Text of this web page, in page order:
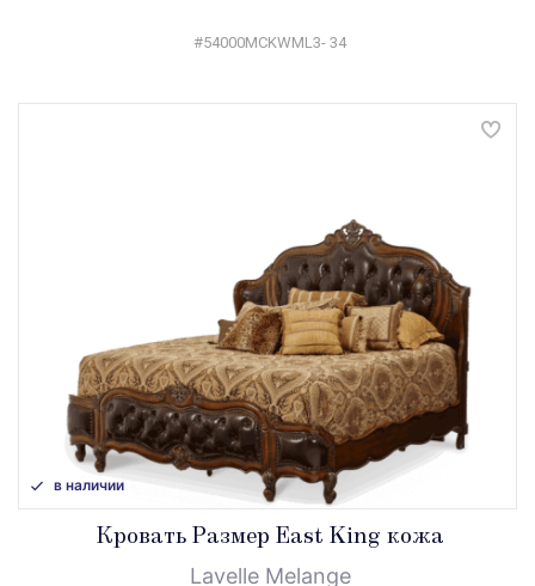
#54000MCKWML3- 34
в наличии
Кровать Размер East King кожа
Lavelle Melange